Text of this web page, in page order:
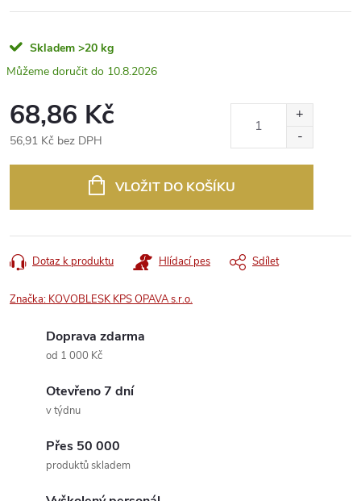
Skladem >20 kg
10.8.2026
68,86 Kč
56,91 Kč bez DPH
VLOŽIT DO KOŠÍKU
Dotaz k produktu Hlídací pes Sdílet
Značka: KOVOBLESK KPS OPAVA s.r.o.
Doprava zdarma
od 1 000 Kč
Otevřeno 7 dní
v týdnu
Přes 50 000
produktů skladem